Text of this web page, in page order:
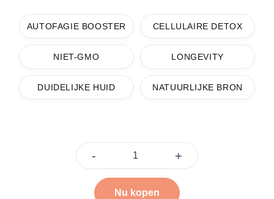
AUTOFAGIE BOOSTER CELLULAIRE DETOX
NIET-GMO LONGEVITY
DUIDELIJKE HUID NATUURLIJKE BRON
- +
Nu kopen